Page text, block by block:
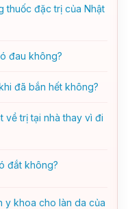
thuốc đặc trị của Nhật
đau không?
đã bắn hết không?
về trị tại nhà thay vì đi
đắt không?
y khoa cho làn da của